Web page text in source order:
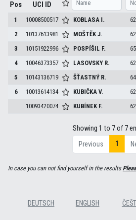
Pos UCI ID
1 10008500517 KOBLASA I.
2
10137613981 MOŠTĚKJ.
3
10151922996 POSPÍŠIL F.
4
10046373357 LASOVSKY R.
5
10143136719 ŠŤASTNÝ R.
6
10013614134 KUBIČKAV.
10093420074
KUBÍNEK F.
Showing 1 to 7 of 7
Previous
1
In case you can not find yourself in the results
DEUTSCH ENGLISH